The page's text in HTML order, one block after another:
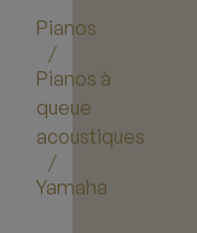
Pianos
/
Pianos à
queue
acoustiques
/
Yamaha